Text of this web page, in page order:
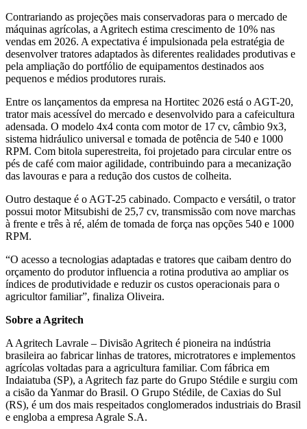
Contrariando as projeções mais conservadoras para o mercado de
máquinas agrícolas, a Agritech estima crescimento de 10% nas
vendas em 2026. A expectativa é impulsionada pela estratégia de
desenvolver tratores adaptados às diferentes realidades produtivas e
pela ampliação do portfólio de equipamentos destinados aos
pequenos e médios produtores rurais.
Entre os lançamentos da empresa na Hortitec 2026 está o AGT-20,
trator mais acessível do mercado e desenvolvido para a cafeicultura
adensada. O modelo 4x4 conta com motor de 17 cv, câmbio 9x3,
sistema hidráulico universal e tomada de potência de 540 e 1000
RPM. Com bitola superestreita, foi projetado para circular entre os
pés de café com maior agilidade, contribuindo para a mecanização
das lavouras e para a redução dos custos de colheita.
Outro destaque é o AGT-25 cabinado. Compacto e versátil, o trator
possui motor Mitsubishi de 25,7 cv, transmissão com nove marchas
à frente e três à ré, além de tomada de força nas opções 540 e 1000
RPM.
“O acesso a tecnologias adaptadas e tratores que caibam dentro do
orçamento do produtor influencia a rotina produtiva ao ampliar os
índices de produtividade e reduzir os custos operacionais para o
agricultor familiar”, finaliza Oliveira.
Sobre a Agritech
A Agritech Lavrale – Divisão Agritech é pioneira na indústria
brasileira ao fabricar linhas de tratores, microtratores e implementos
agrícolas voltadas para a agricultura familiar. Com fábrica em
Indaiatuba (SP), a Agritech faz parte do Grupo Stédile e surgiu com
a cisão da Yanmar do Brasil. O Grupo Stédile, de Caxias do Sul
(RS), é um dos mais respeitados conglomerados industriais do Brasil
e engloba a empresa Agrale S.A.